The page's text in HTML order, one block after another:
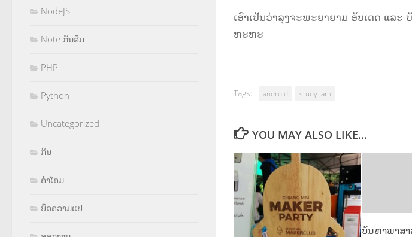
ເອົາເປັນວ່າລຸງຈະພະຍາຍາມ ອັບເດດ ແລະ
ຫະຫະ
Tags: android study jam
YOU MAY ALSO LIKE...
ບັນຫາພາສາ
NodeJS
Note ກັນລືມ
PHP
Python
Uncategorized
ກິນ
ຄຳໂຄມ
ບົດຄວາມແປ